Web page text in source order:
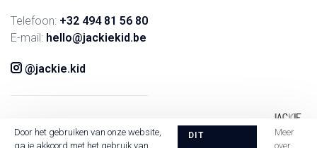
Telefoon: +32 494 81 56 80
E-mail: hello@jackiekid.be
@jackie.kid
Door het gebruiken van onze website,
ga je akkoord met het gebruik van
DIT
Meer
over